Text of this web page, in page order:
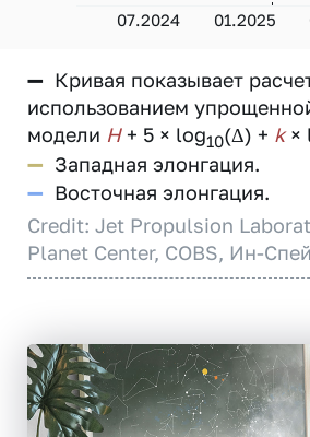
07.2024 01.2025
— Кривая показывает
использованием
модели H+ 5 × log10(Δ) + k×
— Западная элонгация.
— Восточная элонгация.
Credit: Jet Propulsion
Planet Center, COBS, Ин-